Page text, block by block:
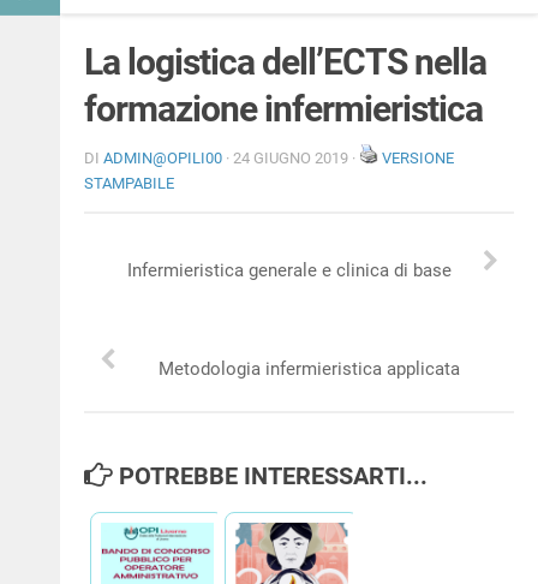
PER IL CITTADINO
CONCORSI
La logistica dell’ECTS nella
formazione infermieristica
DI ADMIN@OPILI00 · 24 GIUGNO 2019 ·
VERSIONE
STAMPABILE
Infermieristica generale e clinica di base
Metodologia infermieristica applicata
POTREBBE INTERESSARTI...